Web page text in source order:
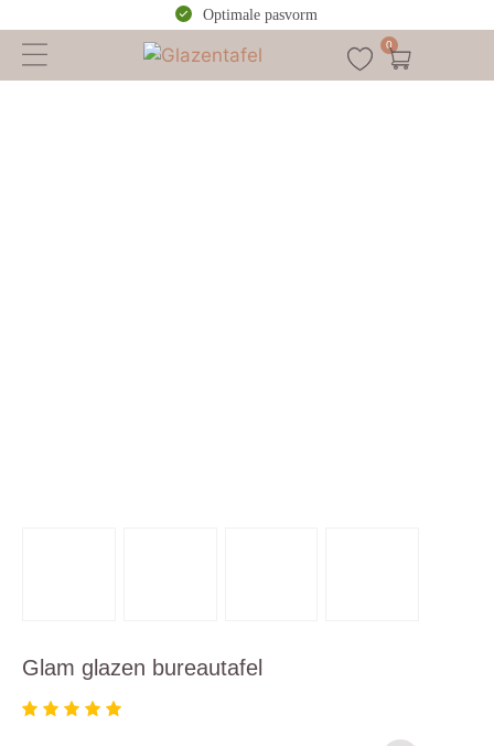
Optimale pasvorm
0
Glam glazen bureautafel